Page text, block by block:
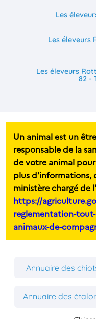
Les
Les éleveurs
Les éleveurs
82 -
Un animal est un
responsable de la
de votre animal
plus d'informations,
ministère chargé de
https://
reglementation-tout-
animaux-de-
Annuaire des
Annuaire des